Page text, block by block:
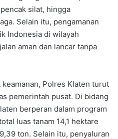
silat, hingga
Selain itu, pengamanan
Indonesia di wilayah
aman dan lancar tanpa
Polres Klaten turut
pemerintah pusat. Di bidang
berperan dalam program
luas tanam 14,1 hektare
ton. Selain itu, penyaluran